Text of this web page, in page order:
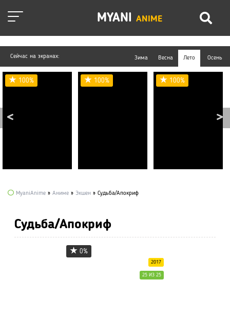
MYANI ANIME
Сейчас на экранах: Зима Весна Лето Осень
100% 100% 100%
MyaniAnime » Аниме » Экшен » Судьба/Апокриф
Судьба/Апокриф
0%
2017
25 ИЗ 25